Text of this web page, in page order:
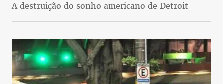
A destruição do sonho americano de Detroit